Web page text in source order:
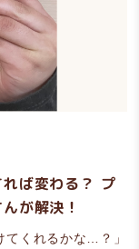
ば変わる？ プ
が解決！
てくれるかな…？」